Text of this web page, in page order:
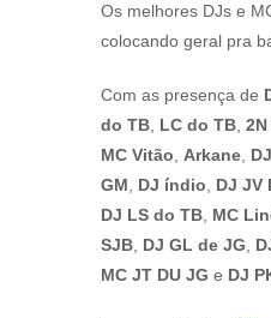
Os melhores DJs e
colocando geral pra
Com as presença de
do TB LC do TB
MC Vitão
Arkane
GM
DJ índio DJ JV
DJ LS do TB MC
SJB DJ GL de JG
MC JT DU JG e DJ